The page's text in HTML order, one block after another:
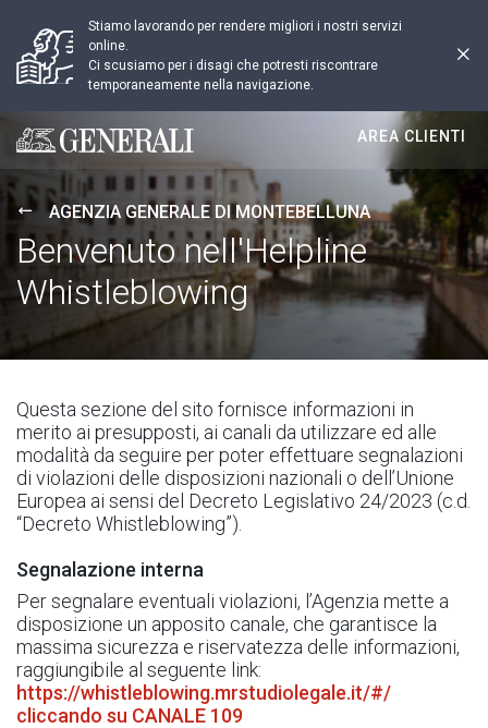
Stiamo lavorando per rendere migliori i nostri servizi
online.
Ci scusiamo per i disagi che potresti riscontrare
temporaneamente nella navigazione.
Generali logo
AREA CLIENTI
AGENZIA GENERALE DI MONTEBELLUNA
Benvenuto nell'Helpline
Whistleblowing
Questa sezione del sito fornisce informazioni in
merito ai presupposti, ai canali da utilizzare ed alle
modalità da seguire per poter effettuare segnalazioni
di violazioni delle disposizioni nazionali o dell’Unione
Europea ai sensi del Decreto Legislativo 24/2023 (c.d.
“Decreto Whistleblowing”).
Segnalazione interna
Per segnalare eventuali violazioni, l’Agenzia mette a
disposizione un apposito canale, che garantisce la
massima sicurezza e riservatezza delle informazioni,
raggiungibile al seguente link:
https://whistleblowing.mrstudiolegale.it/#/
cliccando su CANALE 109